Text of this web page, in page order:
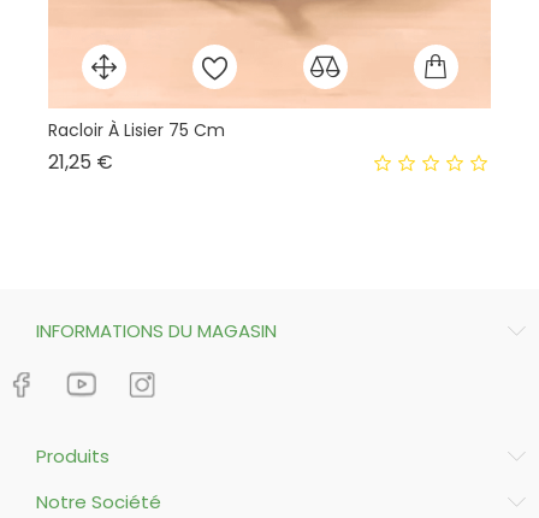
Racloir À Lisier 75 Cm
21,25 €
INFORMATIONS DU MAGASIN
Produits
Notre Société